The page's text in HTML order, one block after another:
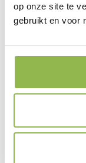
op onze site te
gebruikt en voor